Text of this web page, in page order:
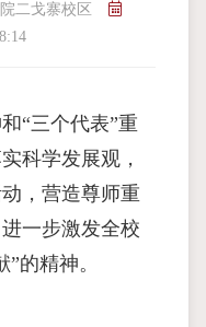
二戈寨校区
“三个代表”重
科学发展观，
，营造尊师重
⼀步激发全校
的精神。